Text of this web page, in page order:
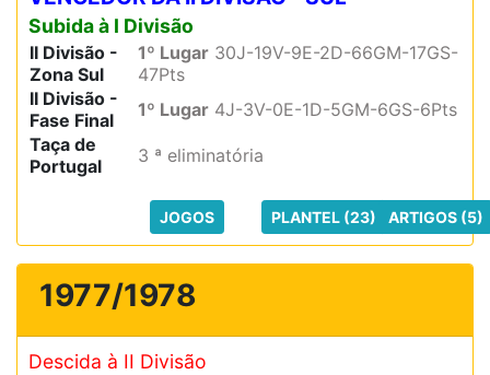
Subida à I Divisão
II Divisão -
Zona Sul
1º Lugar 30J-19V-9E-2D-66GM-17GS-
47Pts
II Divisão -
Fase Final
1º Lugar 4J-3V-0E-1D-5GM-6GS-6Pts
Taça de
Portugal
3 ª eliminatória
JOGOS PLANTEL (23) ARTIGOS (5)
1977/1978
Descida à II Divisão